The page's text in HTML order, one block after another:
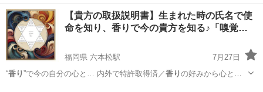
気のカラーセラピー…
北海道 札幌市 セラピー
【貴方の取扱説明書】生まれた時の氏名で使
命を知り、香りで今の貴方を知る♪「嗅覚…
福岡県 六本松駅
7月27日
“香り”で今の自分の心と… 内外で特許取得済／香りの好みから心と体